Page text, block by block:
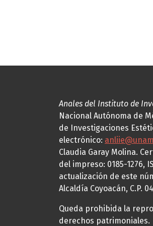
Anales del Instituto de
Nacional Autónoma de
de Investigaciones
electrónico:
Claudia Garay Molina.
del impreso: 0185-1276,
actualización de este
Alcaldía Coyoacán, C.P.
Queda prohibida la
derechos patrimoniales.